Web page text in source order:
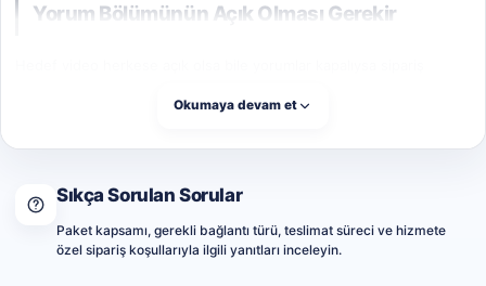
Yorum Bölümünün Açık Olması Gerekir
hesabı gizliye almışsa veya içerik dışarıdan açılamıyorsa yorum
veya yayınlamayabilir. Bu nedenle video ayarlarının yorumlara izin
vermesi gerekir. Sipariş sırasında videoyu silmemek, gizlememek ve
yorum bölümünü kapatmamak önemlidir.
Okumaya devam et
Sıkça Sorulan Sorular
Paket kapsamı, gerekli bağlantı türü, teslimat süreci ve hizmete
özel sipariş koşullarıyla ilgili yanıtları inceleyin.